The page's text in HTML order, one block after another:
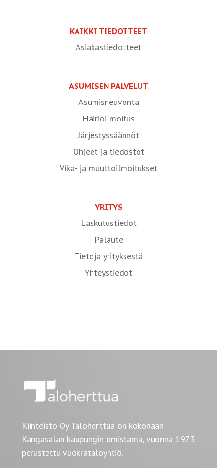
KAIKKI TIEDOTTEET
Asiakastiedotteet
ASUMISEN PALVELUT
Asumisneuvonta
Häiriöilmoitus
Järjestyssäännöt
Ohjeet ja tiedostot
Vika- ja muuttoilmoitukset
YRITYS
Laskutustiedot
Palaute
Tietoja yrityksestä
Yhteystiedot
Kiinteistö Oy Taloherttua on kokonaan
Kangasalan kaupungin omistama, vuonna 1973
perustettu vuokrataloyhtiö.